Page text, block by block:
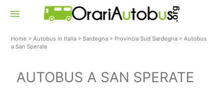
menu
Home >Autobus in Italia >Sardegna > Provincia Sud Sardegna >Autobus
a San Sperate
AUTOBUS A SAN SPERATE